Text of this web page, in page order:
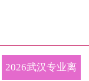
2026武汉专业离